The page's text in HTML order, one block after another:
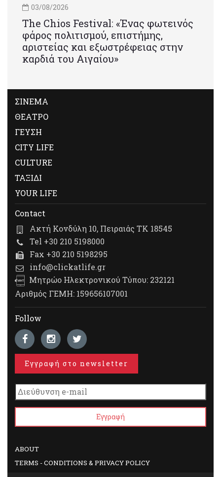
03/08/2026
Τhe Chios Festival: «Ένας φωτεινός
φάρος πολιτισμού, επιστήμης,
αριστείας και εξωστρέφειας στην
καρδιά του Αιγαίου»
ΣΙΝΕΜΑ
ΘΕΑΤΡΟ
ΓΕΥΣΗ
CITY LIFE
CULTURE
ΤΑΞΙΔΙ
YOUR LIFE
Contact
Ακτή Κονδύλη 10, Πειραιάς ΤΚ 18545
Tel +30 210 5198000
Fax +30 210 5198295
info@clickatlife.gr
Μητρώο Ηλεκτρονικού Τύπου: 232121
Αριθμός ΓΕΜΗ: 159656107001
Follow
Εγγραφή στο newsletter
ABOUT
TERMS - CONDITIONS & PRIVACY POLICY